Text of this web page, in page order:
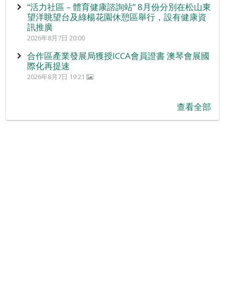
“活力社區 – 體育健康諮詢站” 8月份分別在松山東
望洋眺望台及綠楊花園休憩區舉行，設有健康資
訊推廣
2026年8月7日 20:00
合作區產業發展局獲授ICCA會員證書 澳琴會展國
際化再提速
2026年8月7日 19:21
查看全部